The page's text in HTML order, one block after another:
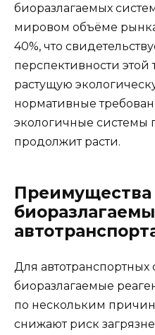
биоразлагаемых
мировом объёме
40%, что
перспективности этой
растущую
нормативные
экологичные системы
продолжит расти.
Преимущества
Для автотранспортных
биоразлагаемые
по нескольким
снижают риск